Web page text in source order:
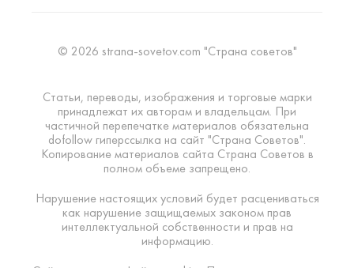
© 2026 strana-sovetov.com "Страна советов"
Статьи, переводы, изображения и торговые марки
принадлежат их авторам и владельцам. При
частичной перепечатке материалов обязательна
dofollow гиперссылка на сайт "Страна Советов".
Копирование материалов сайта Страна Советов в
полном объеме запрещено.
Нарушение настоящих условий будет расцениваться
как нарушение защищаемых законом прав
интеллектуальной собственности и прав на
информацию.